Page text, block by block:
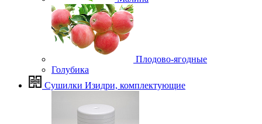
Плодово-ягодные
Голубика
Сушилки Изидри, комплектующие